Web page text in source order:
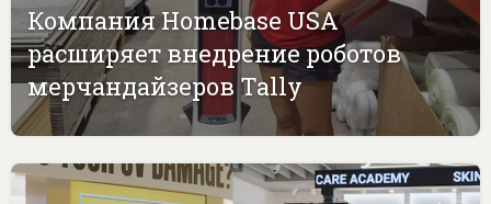
Компания Homebase USA
расширяет внедрение роботов
мерчандайзеров Tally